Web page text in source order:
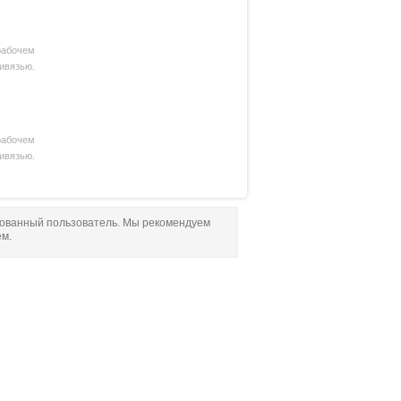
пользователь. Мы рекомендуем